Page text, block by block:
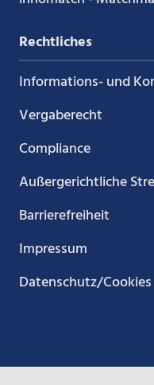
Rechtliches
Informations- und
Vergaberecht
Compliance
Außergerichtliche
Barrierefreiheit
Impressum
Datenschutz/Cookies